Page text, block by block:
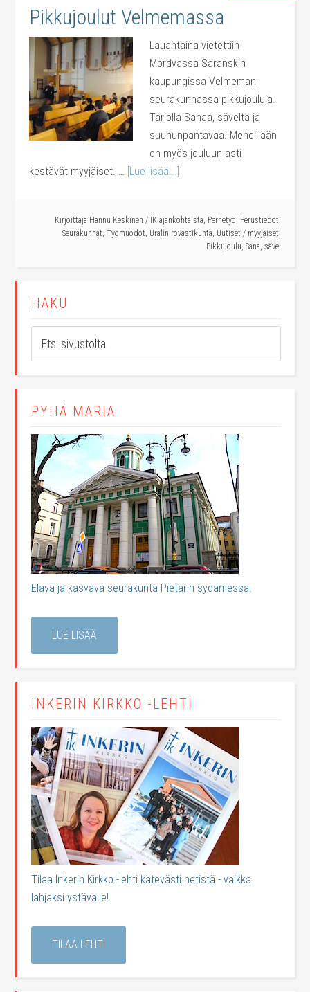
Pikkujoulut Velmemassa
Lauantaina vietettiin
Mordvassa Saranskin
kaupungissa Velmeman
seurakunnassa pikkujouluja.
Tarjolla Sanaa, säveltä ja
suuhunpantavaa. Meneillään
on myös jouluun asti
kestävät myyjäiset. … [Lue lisää...]
Kirjoittaja Hannu Keskinen / IK ajankohtaista, Perhetyö, Perustiedot,
Seurakunnat, Työmuodot, Uralin rovastikunta, Uutiset / myyjäiset,
Pikkujoulu, Sana, sävel
HAKU
PYHÄ MARIA
Elävä ja kasvava seurakunta Pietarin sydämessä.
LUE LISÄÄ
INKERIN KIRKKO -LEHTI
Tilaa Inkerin Kirkko -lehti kätevästi netistä - vaikka
lahjaksi ystävälle!
TILAA LEHTI